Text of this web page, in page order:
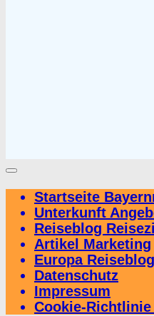
Startseite
Unterkunft
Reiseblog
Artikel Marketing
Europa Reiseblog
Datenschutz
Impressum
Cookie-Richtlinie